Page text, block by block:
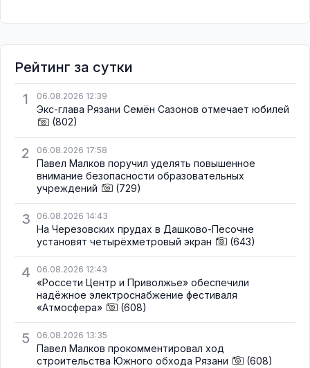
Рейтинг за сутки
1
06.08.2026 12:39
Экс-глава Рязани Семён Сазонов отмечает юбилей
(802)
2 06.08.2026 17:58
Павел Малков поручил уделять повышенное
внимание безопасности образовательных
учреждений
(729)
3 06.08.2026 14:43
На Черезовских прудах в Дашково-Песочне
установят четырёхметровый экран
(643)
4 06.08.2026 12:43
«Россети Центр и Приволжье» обеспечили
надёжное электроснабжение фестиваля
«Атмосфера»
(608)
5 06.08.2026 13:35
Павел Малков прокомментировал ход
строительства Южного обхода Рязани
(608)